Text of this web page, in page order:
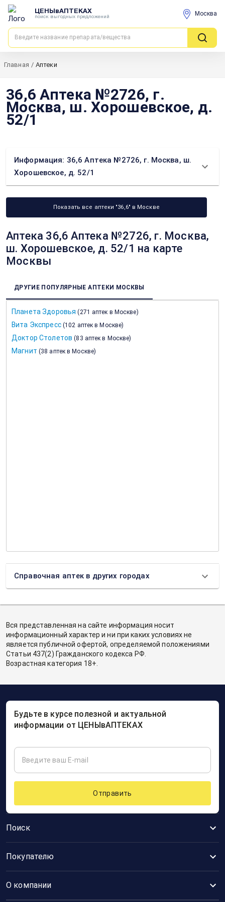
ЦЕНЫвАПТЕКАХ
поиск выгодных предложений Москва
Главная / Аптеки
36,6 Аптека №2726, г.
Москва, ш. Хорошевское, д.
52/1
Информация: 36,6 Аптека №2726, г. Москва, ш.
Хорошевское, д. 52/1
Показать все аптеки "36,6" в Москве
Аптека 36,6 Аптека №2726, г. Москва,
ш. Хорошевское, д. 52/1 на карте
Москвы
ДРУГИЕ ПОПУЛЯРНЫЕ АПТЕКИ МОСКВЫ
Планета Здоровья (271 аптек в Москве)
Вита Экспресс (102 аптек в Москве)
Доктор Столетов (83 аптек в Москве)
Магнит (38 аптек в Москве)
Справочная аптек в других городах
Вся представленная на сайте информация носит
информационный характер и ни при каких условиях не
является публичной офертой, определяемой положениями
Статьи 437(2) Гражданского кодекса РФ.
Возрастная категория 18+.
Поиск
Покупателю
О компании
Будьте в курсе полезной и актуальной
информации от ЦЕНЫвАПТЕКАХ
Отправить